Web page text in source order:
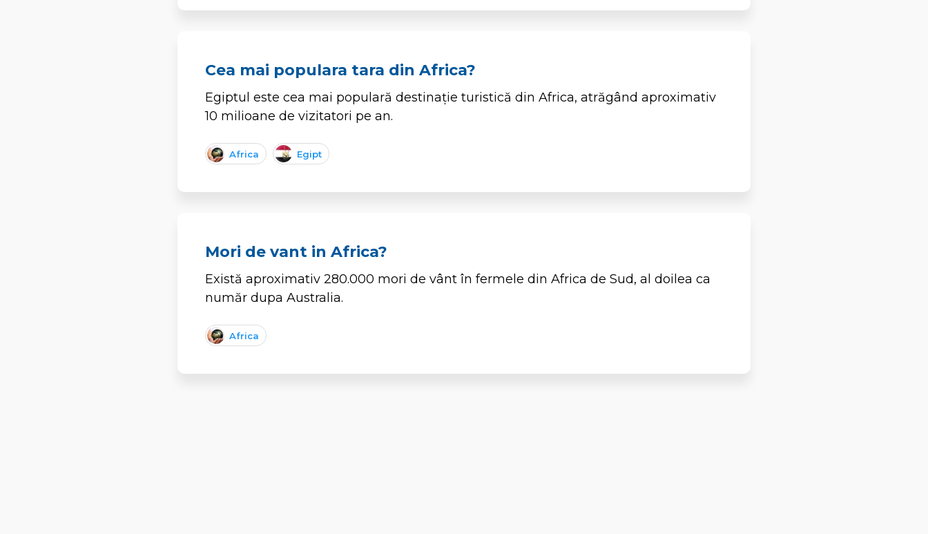
Cea mai populara tara din Africa?
Egiptul este cea mai populară destinație turistică din Africa, atrăgând aproximativ
10 milioane de vizitatori pe an.
Africa Egipt
Mori de vant in Africa?
Există aproximativ 280.000 mori de vânt în fermele din Africa de Sud, al doilea ca
număr dupa Australia.
Africa